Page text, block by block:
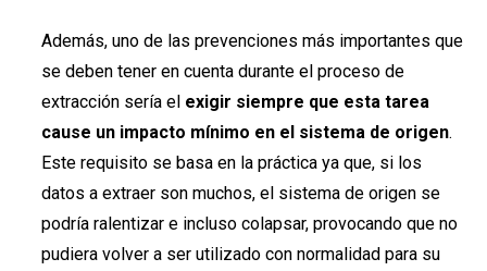
Además, uno de las prevenciones más importantes que
se deben tener en cuenta durante el proceso de
extracción sería el exigir siempre que esta tarea
cause un impacto mínimo en el sistema de origen.
Este requisito se basa en la práctica ya que, si los
datos a extraer son muchos, el sistema de origen se
podría ralentizar e incluso colapsar, provocando que no
pudiera volver a ser utilizado con normalidad para su